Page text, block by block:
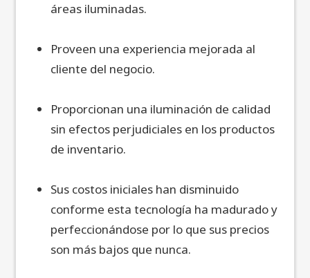
áreas iluminadas.
Proveen una experiencia mejorada al
cliente del negocio.
Proporcionan una iluminación de calidad
sin efectos perjudiciales en los productos
de inventario.
Sus costos iniciales han disminuido
conforme esta tecnología ha madurado y
perfeccionándose por lo que sus precios
son más bajos que nunca.